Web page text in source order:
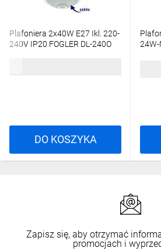
Plafoniera 2x40W E27 Ikl. 220-
240V IP20 FOGLER DL-240O
DO KOSZYKA
24W-
Zapisz się, aby otrzymać
promocjach i